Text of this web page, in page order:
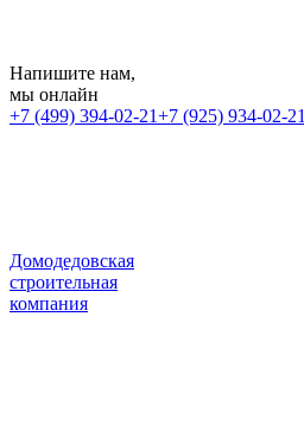
Напишите нам,
мы онлайн
+7 (499) 394-02-21+7 (925) 934-02-21
Домодедовская
строительная
компания